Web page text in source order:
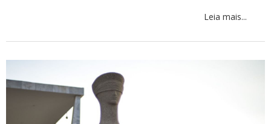
Leia mais...